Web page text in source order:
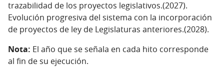
trazabilidad de los proyectos legislativos.(2027).
Evolución progresiva del sistema con la incorporación
de proyectos de ley de Legislaturas anteriores.(2028).
Nota: El año que se señala en cada hito corresponde
al fin de su ejecución.